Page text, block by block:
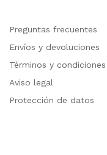
Preguntas frecuentes
Envíos y devoluciones
Términos y condiciones
Aviso legal
Protección de datos